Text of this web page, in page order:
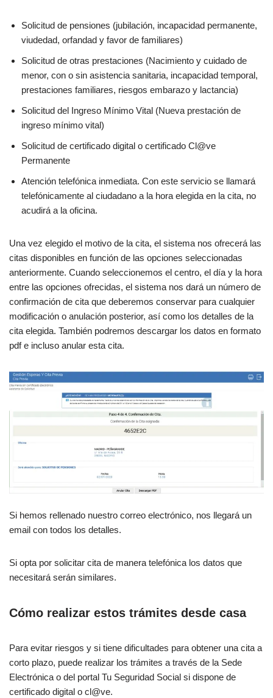
Solicitud de pensiones (jubilación, incapacidad permanente,
viudedad, orfandad y favor de familiares)
Solicitud de otras prestaciones (Nacimiento y cuidado de
menor, con o sin asistencia sanitaria, incapacidad temporal,
prestaciones familiares, riesgos embarazo y lactancia)
Solicitud del Ingreso Mínimo Vital (Nueva prestación de
ingreso mínimo vital)
Solicitud de certificado digital o certificado Cl@ve
Permanente
Atención telefónica inmediata. Con este servicio se llamará
telefónicamente al ciudadano a la hora elegida en la cita, no
acudirá a la oficina.
Una vez elegido el motivo de la cita, el sistema nos ofrecerá las
citas disponibles en función de las opciones seleccionadas
anteriormente. Cuando seleccionemos el centro, el día y la hora
entre las opciones ofrecidas, el sistema nos dará un número de
confirmación de cita que deberemos conservar para cualquier
modificación o anulación posterior, así como los detalles de la
cita elegida. También podremos descargar los datos en formato
pdf e incluso anular esta cita.
Si hemos rellenado nuestro correo electrónico, nos llegará un
email con todos los detalles.
Si opta por solicitar cita de manera telefónica los datos que
necesitará serán similares.
Cómo realizar estos trámites desde casa
Para evitar riesgos y si tiene dificultades para obtener una cita a
corto plazo, puede realizar los trámites a través de la Sede
Electrónica o del portal Tu Seguridad Social si dispone de
certificado digital o cl@ve.